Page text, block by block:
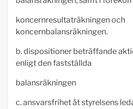
koncernresultaträkningen och
koncernbalansräkningen.
b. dispositioner beträffande
enligt den fastställda
balansräkningen
c. ansvarsfrihet åt styrelsens